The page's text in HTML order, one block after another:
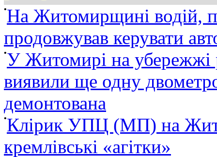
•На Житомирщині водій,
продовжував керувати
•У Житомирі на убережжі
виявили ще одну
демонтована
•Клірик УПЦ (МП) на
кремлівські «агітки»